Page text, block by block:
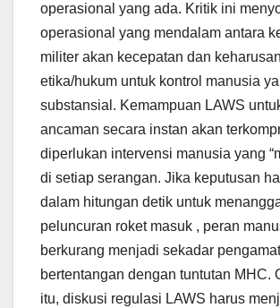
operasional yang ada. Kritik ini
operasional yang mendalam antara
militer akan kecepatan dan keharusan
etika/hukum untuk kontrol manusia
substansial. Kemampuan LAWS
ancaman secara instan akan
diperlukan intervensi manusia yang
di setiap serangan. Jika keputusan
dalam hitungan detik untuk
peluncuran roket masuk , peran
berkurang menjadi sekadar
bertentangan dengan tuntutan MHC.
itu, diskusi regulasi LAWS harus